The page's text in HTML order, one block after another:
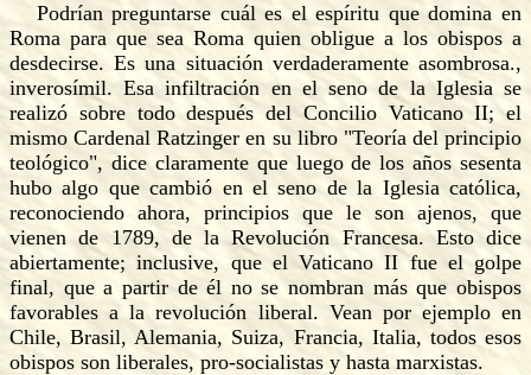
Podrían preguntarse cuál es el espíritu que domina en
Roma para que sea Roma quien obligue a los obispos a
desdecirse. Es una situación verdaderamente asombrosa.,
inverosímil. Esa infiltración en el seno de la Iglesia se
realizó sobre todo después del Concilio Vaticano II; el
mismo Cardenal Ratzinger en su libro "Teoría del principio
teológico", dice claramente que luego de los años sesenta
hubo algo que cambió en el seno de la Iglesia católica,
reconociendo ahora, principios que le son ajenos, que
vienen de 1789, de la Revolución Francesa. Esto dice
abiertamente; inclusive, que el Vaticano II fue el golpe
final, que a partir de él no se nombran más que obispos
favorables a la revolución liberal. Vean por ejemplo en
Chile, Brasil, Alemania, Suiza, Francia, Italia, todos esos
obispos son liberales, pro-socialistas y hasta marxistas.